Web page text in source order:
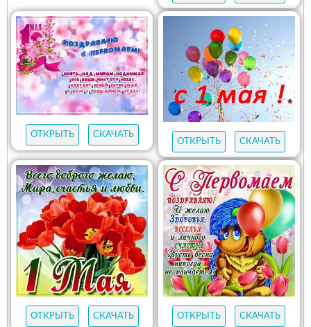
ОТКРЫТЬ СКАЧАТЬ
ОТКРЫТЬ СКАЧАТЬ
ОТКРЫТЬ СКАЧАТЬ ОТКРЫТЬ СКАЧАТЬ